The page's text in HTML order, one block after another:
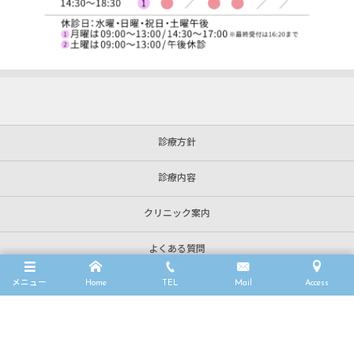
診療方針
診療内容
クリニック案内
よくある質問
院長挨拶
メニュー Home TEL Mail Access